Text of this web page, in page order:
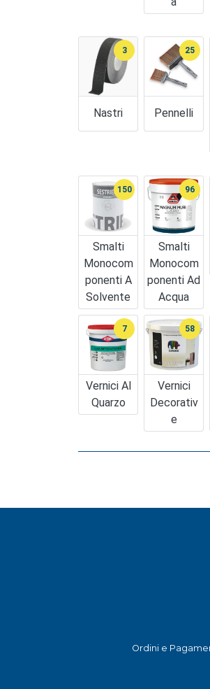
Nastri
3
Pennelli
25
Smalti
Monocom
Ponenti A
Solvente
150
Smalti
Monocom
Ponenti Ad
Acqua
96
Vernici Al
Quarzo
7
Vernici
Decorativ
E
58
Ordini e